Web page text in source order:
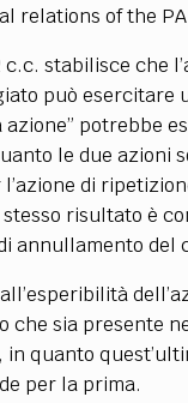
relations of the
c.c. stabilisce che
può esercitare
azione” potrebbe
le due azioni
di
risultato è
annullamento del
che sia presente
in quanto
per la prima.